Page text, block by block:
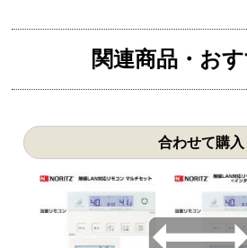
関連商品・お
合わせて購入